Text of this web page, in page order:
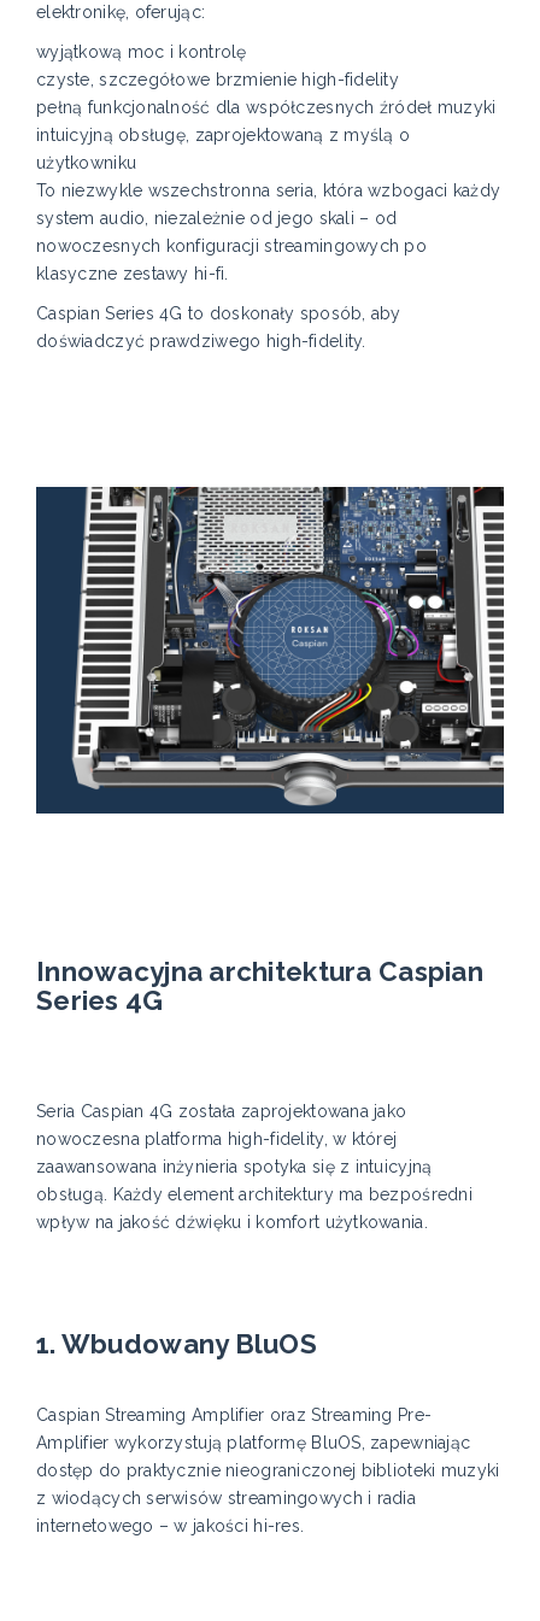
elektronikę, oferując:
wyjątkową moc i kontrolę
czyste, szczegółowe brzmienie high-fidelity
pełną funkcjonalność dla współczesnych źródeł muzyki
intuicyjną obsługę, zaprojektowaną z myślą o
użytkowniku
To niezwykle wszechstronna seria, która wzbogaci każdy
system audio, niezależnie od jego skali – od
nowoczesnych konfiguracji streamingowych po
klasyczne zestawy hi-fi.
Caspian Series 4G to doskonały sposób, aby
doświadczyć prawdziwego high-fidelity.
Innowacyjna architektura Caspian
Series 4G
Seria Caspian 4G została zaprojektowana jako
nowoczesna platforma high-fidelity, w której
zaawansowana inżynieria spotyka się z intuicyjną
obsługą. Każdy element architektury ma bezpośredni
wpływ na jakość dźwięku i komfort użytkowania.
1. Wbudowany BluOS
Caspian Streaming Amplifier oraz Streaming Pre-
Amplifier wykorzystują platformę BluOS, zapewniając
dostęp do praktycznie nieograniczonej biblioteki muzyki
z wiodących serwisów streamingowych i radia
internetowego – w jakości hi-res.